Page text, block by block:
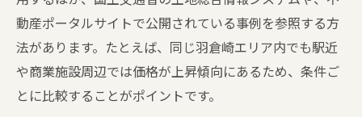
動産ポータルサイトで公開されている事例を参照する方
法があります。たとえば、同じ羽倉崎エリア内でも駅近
や商業施設周辺では価格が上昇傾向にあるため、条件ご
とに比較することがポイントです。